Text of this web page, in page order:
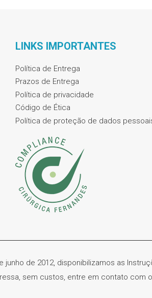
LINKS IMPORTANTES
Política de Entrega
Prazos de Entrega
Política de privacidade
Código de Ética
Política de proteção de dados
junho de 2012, disponibilizamos as
sem custos, entre em contato